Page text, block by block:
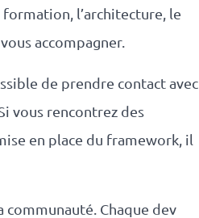
l’architecture, le
accompagner.
de prendre contact avec
vous rencontrez des
en place du framework, il
communauté. Chaque dev